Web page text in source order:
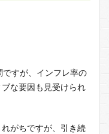
すが、インフレ率の
な要因も見受けられ
がちですが、引き続